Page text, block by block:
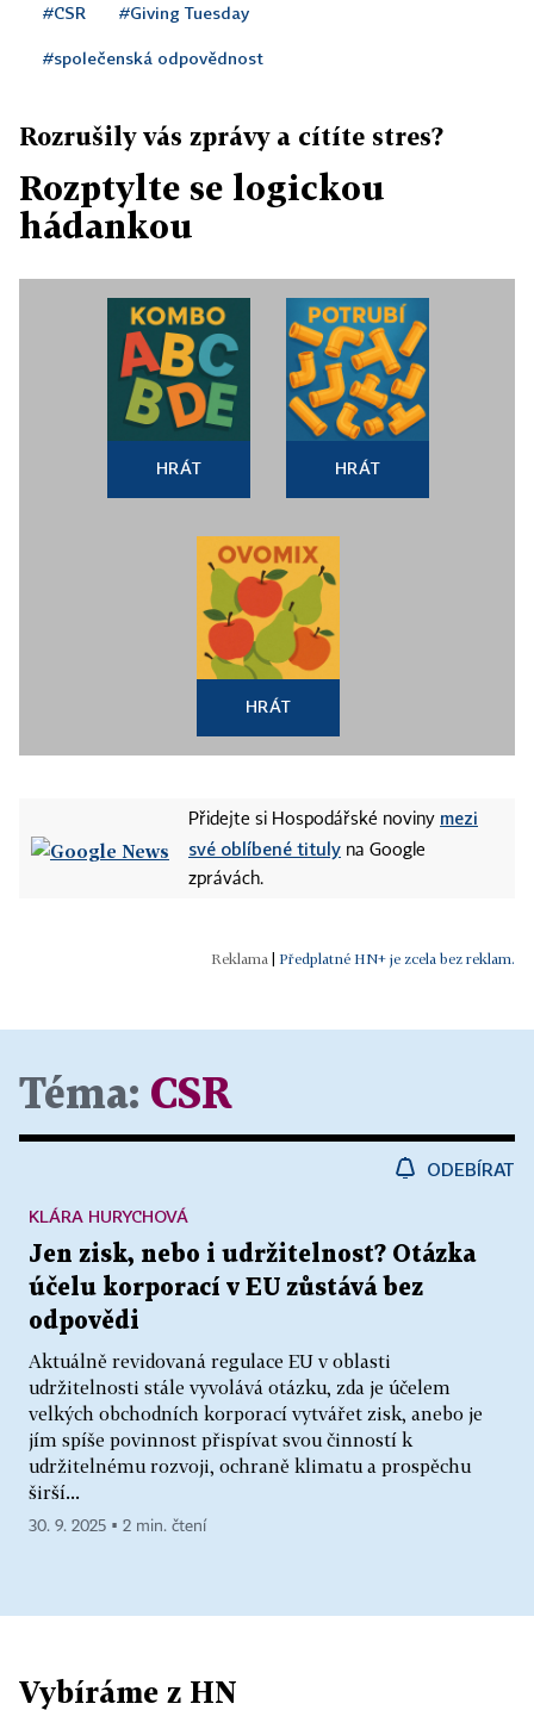
#CSR #Giving Tuesday
#společenská odpovědnost
Rozrušily vás zprávy a cítíte stres?
Rozptylte se logickou
hádankou
HRÁT HRÁT
HRÁT
Přidejte si Hospodářské noviny mezi
své oblíbené tituly na Google
zprávách.
Předplatné HN+ je zcela bez reklam.
Téma: CSR
ODEBÍRAT
Jen zisk, nebo i udržitelnost? Otázka
účelu korporací v EU zůstává bez
odpovědi
Aktuálně revidovaná regulace EU v oblasti
udržitelnosti stále vyvolává otázku, zda je účelem
velkých obchodních korporací vytvářet zisk, anebo je
jím spíše povinnost přispívat svou činností k
udržitelnému rozvoji, ochraně klimatu a prospěchu
širší...
KLÁRA HURYCHOVÁ
30. 9. 2025 ▪ 2 min. čtení
Vybíráme z HN